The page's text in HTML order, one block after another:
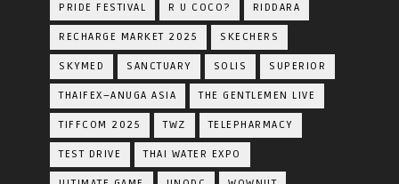
PRIDE FESTIVAL R U COCO? RIDDARA
RECHARGE MARKET 2025 SKECHERS
SKYMED SANCTUARY SOLIS SUPERIOR
THAIFEX–ANUGA ASIA THE GENTLEMEN LIVE
TIFFCOM 2025 TWZ TELEPHARMACY
TEST DRIVE THAI WATER EXPO